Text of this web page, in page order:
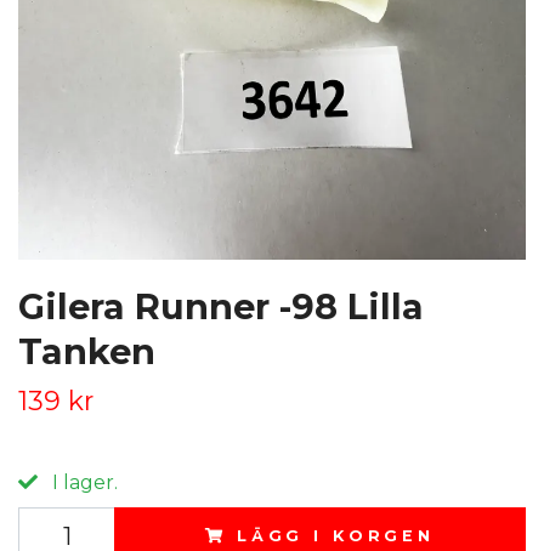
Gilera Runner -98 Lilla
Tanken
139 kr
I lager.
LÄGG I KORGEN